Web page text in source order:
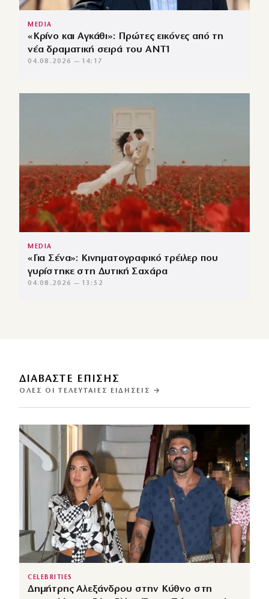
MEDIA
«Κρίνο και Αγκάθι»: Πρώτες εικόνες από τη
νέα δραματική σειρά του ANT1
04.08.2026 — 14:17
MEDIA
«Για Σένα»: Κινηματογραφικό τρέιλερ που
γυρίστηκε στη Δυτική Σαχάρα
04.08.2026 — 13:52
ΔΙΑΒΑΣΤΕ ΕΠΙΣΗΣ
ΌΛΕΣ ΟΙ ΤΕΛΕΥΤΑΊΕΣ ΕΙΔΉΣΕΙΣ →
CELEBRITIES
Δημήτρης Αλεξάνδρου στην Κύθνο στη